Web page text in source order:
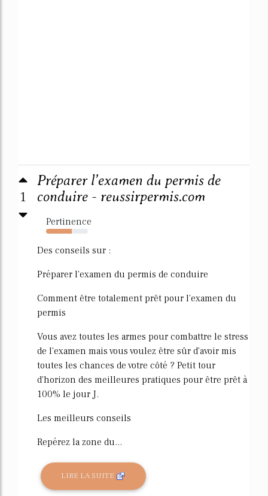
1
Préparer l’examen du permis de
conduire - reussirpermis.com
Pertinence
62%
Des conseils sur :
Préparer l'examen du permis de conduire
Comment être totalement prêt pour l'examen du
permis
Vous avez toutes les armes pour combattre le stress
de l'examen mais vous voulez être sûr d'avoir mis
toutes les chances de votre côté ? Petit tour
d'horizon des meilleures pratiques pour être prêt à
100% le jour J.
Les meilleurs conseils
Repérez la zone du...
LIRE LA SUITE